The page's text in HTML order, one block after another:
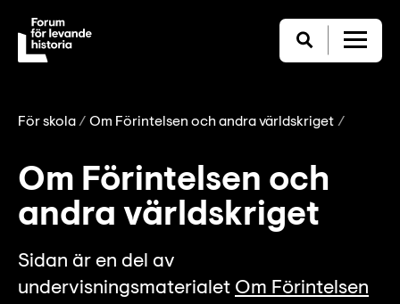
För skola Om Förintelsen och andra världskriget
Om Förintelsen och
andra världskriget
Sidan är en del av
undervisningsmaterialet Om Förintelsen